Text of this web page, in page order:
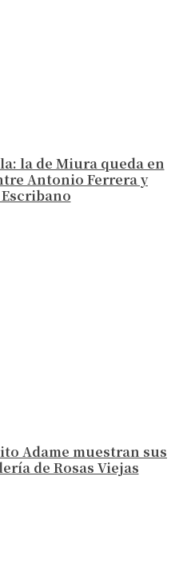
la de Miura queda en
Antonio Ferrera y
Adame muestran sus
de Rosas Viejas